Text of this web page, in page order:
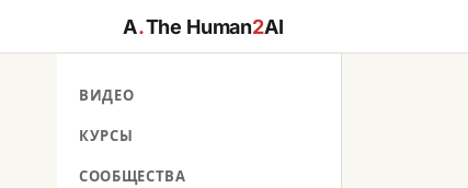
A.The Human2AI
ВИДЕО
КУРСЫ
СООБЩЕСТВА